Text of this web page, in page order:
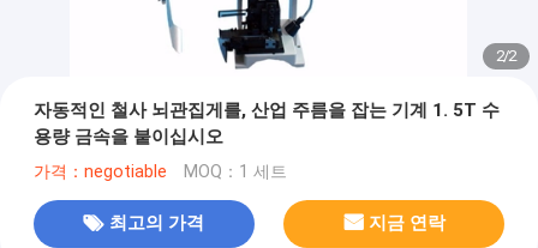
2/2
자동적인 철사 뇌관집게를, 산업 주름을 잡는 기계 1. 5T 수
용량 금속을 붙이십시오
가격：negotiable MOQ：1 세트
최고의 가격 지금 연락